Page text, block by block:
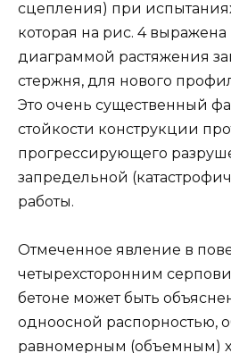
сцепления) при
которая на рис. 4
диаграммой растяжения
стержня, для нового
Это очень существенный
стойкости конструкции
прогрессирующего
запредельной
работы.
Отмеченное явление в
четырехсторонним
бетоне может быть
одноосной распорностью,
равномерным (объемным)